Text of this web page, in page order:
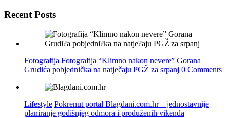
Recent Posts
Fotografija Fotografija “Klimno nakon nevere” Gorana
Grudića pobjednička na natječaju PGŽ za srpanj 0 Comments
Lifestyle Pokrenut portal Blagdani.com.hr – jednostavnije
planiranje godišnjeg odmora i produženih vikenda